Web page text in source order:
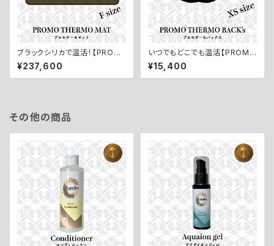
ブラックシリカで温活！【PROM
O THERMO MAT／プロモサ
ーモマット：Fサイズ】
¥237,600
いつでもどこでも温活【PROMO
THERMO Back's／プロモサ
ーモバックス XSサイズ】
¥15,400
その他の商品